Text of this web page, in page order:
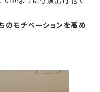
のモチベーションを高め